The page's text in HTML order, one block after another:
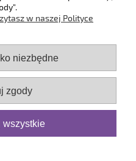
w naszej Polityce
niezbędne
zgody
wszystkie